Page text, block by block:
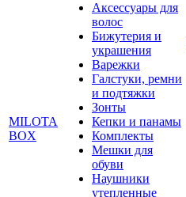
MILOTA
BOX
Аксессуары для
волос
Бижутерия и
украшения
Варежки
Галстуки, ремни
и подтяжки
Зонты
Кепки и панамы
Комплекты
Мешки для
обуви
Наушники
утепленные